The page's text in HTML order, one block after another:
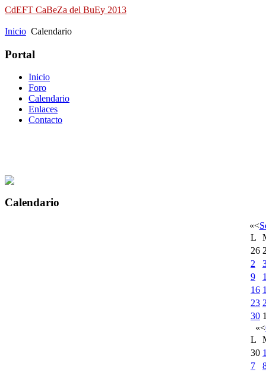
CdEFT CaBeZa del BuEy 2013
Inicio Calendario
Portal
Inicio
Foro
Calendario
Enlaces
Contacto
Calendario
«<
L
26
2
9
16
23
30
«<
L
30
7